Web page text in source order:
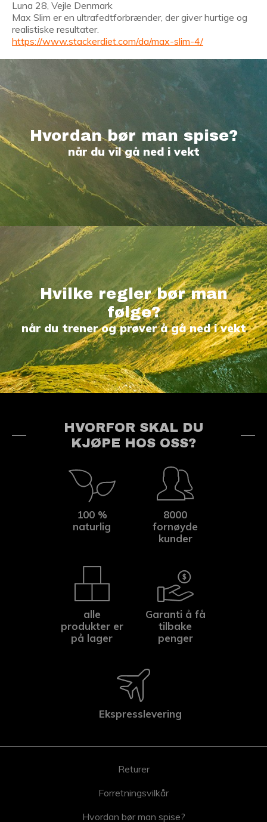
Luna 28, Vejle Denmark
Max Slim er en ultrafedtforbrænder, der giver hurtige og
realistiske resultater.
https://www.stackerdiet.com/da/max-slim-4/
Hvordan bør man spise?
når du vil gå ned i vekt
Hvilke regler bør man
følge?
når du trener og prøver å gå ned i vekt
HVORFOR SKAL DU
KJØPE HOS OSS?
100 %
naturlig
8000
fornøyde
kunder
alle
produkter er
på lager
Garanti å få
tilbake
penger
Ekspresslevering
Returer
Forretningsvilkår
Hvordan bør man spise?